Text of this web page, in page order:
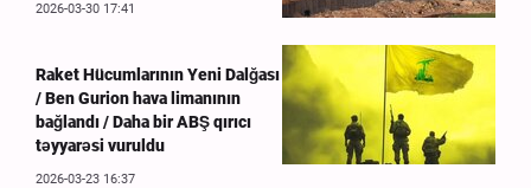
2026-03-30 17:41
Raket Hücumlarının Yeni Dalğası
/ Ben Gurion hava limanının
bağlandı / Daha bir ABŞ qırıcı
təyyarəsi vuruldu
2026-03-23 16:37